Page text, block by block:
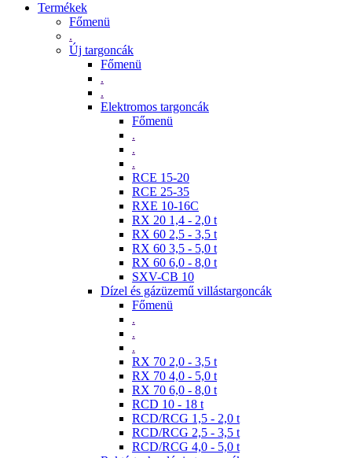
Termékek
Főmenü
.
Új targoncák
Főmenü
.
.
Elektromos targoncák
Főmenü
.
.
.
RCE 15-20
RCE 25-35
RXE 10-16C
RX 20 1,4 - 2,0 t
RX 60 2,5 - 3,5 t
RX 60 3,5 - 5,0 t
RX 60 6,0 - 8,0 t
SXV-CB 10
Dízel és gázüzemű villástargoncák
Főmenü
.
.
.
RX 70 2,0 - 3,5 t
RX 70 4,0 - 5,0 t
RX 70 6,0 - 8,0 t
RCD 10 - 18 t
RCD/RCG 1,5 - 2,0 t
RCD/RCG 2,5 - 3,5 t
RCD/RCG 4,0 - 5,0 t